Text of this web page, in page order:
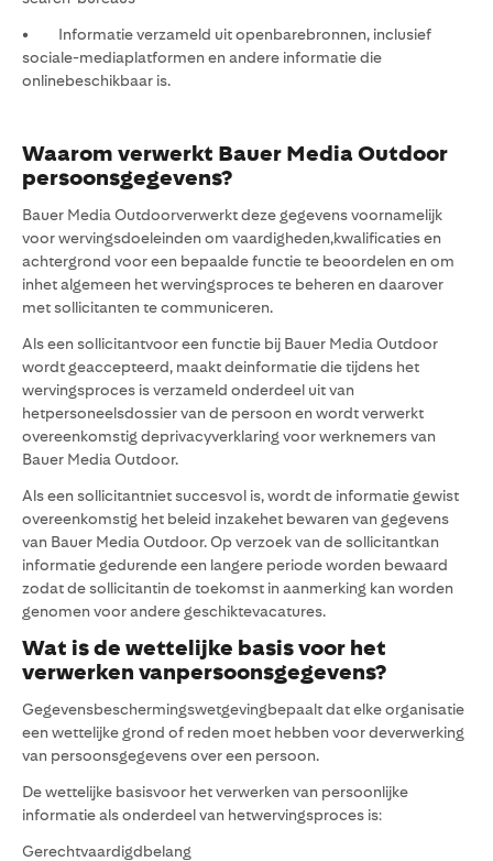
• Informatie verzameld uit openbarebronnen, inclusief
sociale-mediaplatformen en andere informatie die
onlinebeschikbaar is.
Waarom verwerkt Bauer Media Outdoor
persoonsgegevens?
Bauer Media Outdoorverwerkt deze gegevens voornamelijk
voor wervingsdoeleinden om vaardigheden,kwalificaties en
achtergrond voor een bepaalde functie te beoordelen en om
inhet algemeen het wervingsproces te beheren en daarover
met sollicitanten te communiceren.
Als een sollicitantvoor een functie bij Bauer Media Outdoor
wordt geaccepteerd, maakt deinformatie die tijdens het
wervingsproces is verzameld onderdeel uit van
hetpersoneelsdossier van de persoon en wordt verwerkt
overeenkomstig deprivacyverklaring voor werknemers van
Bauer Media Outdoor.
Als een sollicitantniet succesvol is, wordt de informatie gewist
overeenkomstig het beleid inzakehet bewaren van gegevens
van Bauer Media Outdoor. Op verzoek van de sollicitantkan
informatie gedurende een langere periode worden bewaard
zodat de sollicitantin de toekomst in aanmerking kan worden
genomen voor andere geschiktevacatures.
Wat is de wettelijke basis voor het
verwerken vanpersoonsgegevens?
Gegevensbeschermingswetgevingbepaalt dat elke organisatie
een wettelijke grond of reden moet hebben voor deverwerking
van persoonsgegevens over een persoon.
De wettelijke basisvoor het verwerken van persoonlijke
informatie als onderdeel van hetwervingsproces is:
Gerechtvaardigdbelang